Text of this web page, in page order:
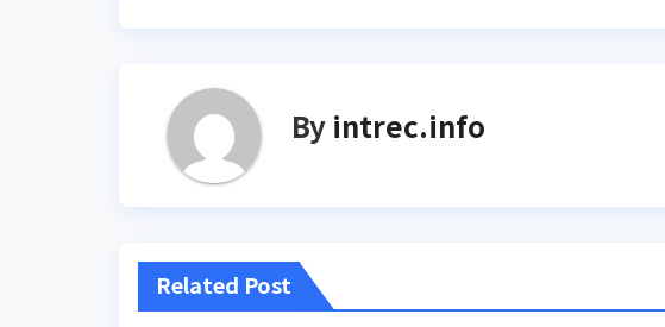
By intrec.info
Related Post